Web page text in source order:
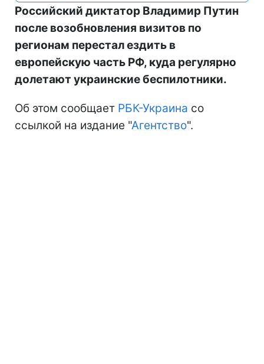
Российский диктатор Владимир Путин
после возобновления визитов по
регионам перестал ездить в
европейскую часть РФ, куда регулярно
долетают украинские беспилотники.
Об этом сообщает РБК-Украина со
ссылкой на издание "Агентство".